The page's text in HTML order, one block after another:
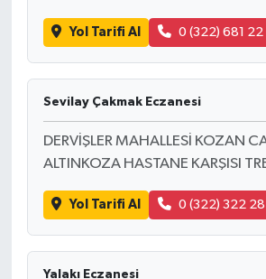
Yol Tarifi Al 0 (322) 681 22
Sevilay Çakmak Eczanesi
DERVİŞLER MAHALLESİ KOZAN
ALTINKOZA HASTANE KARŞISI
Yol Tarifi Al 0 (322) 322 28
Yalakı Eczanesi